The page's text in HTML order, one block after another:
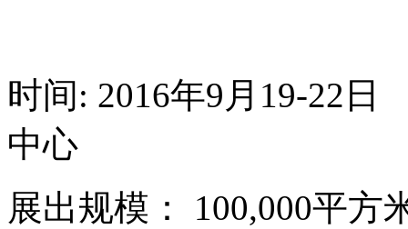
时间: 2016年9月19-
中心
展出规模： 100,000平方